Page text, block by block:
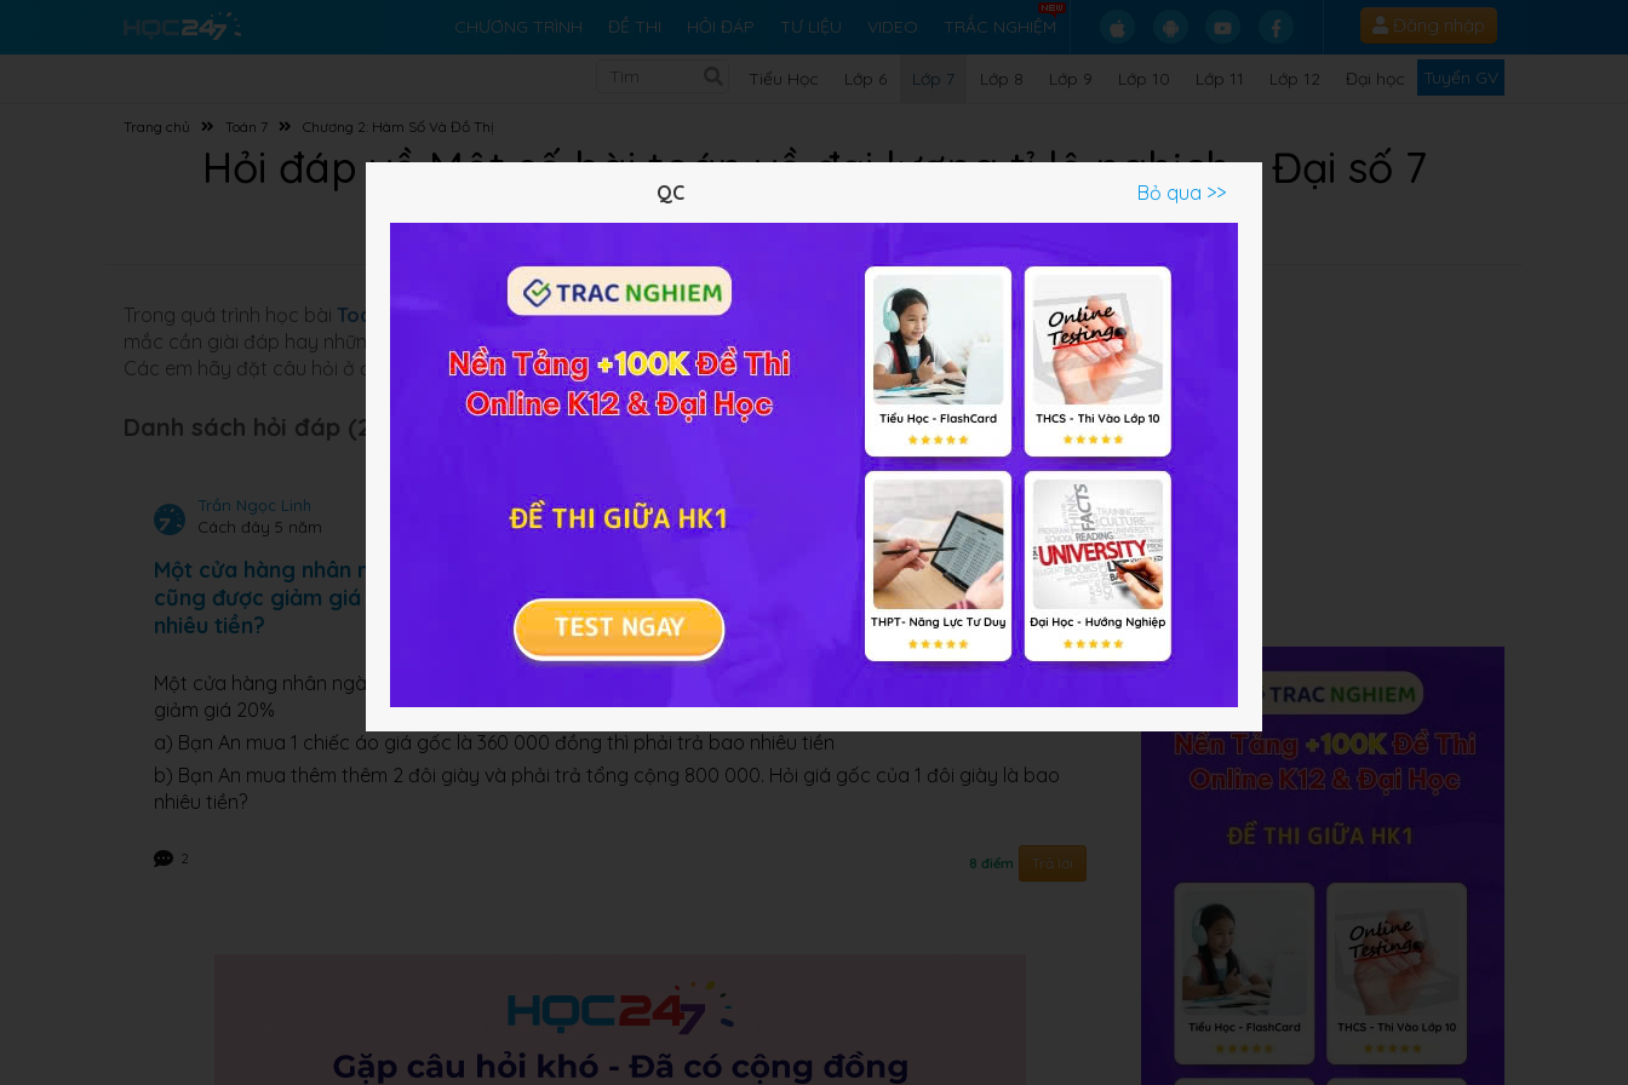
CHƯƠNG TRÌNH ĐỀ THI HỎI ĐÁP TƯ LIỆU VIDEO TRẮC NGHIỆM Đăng nhập
Tiểu Học Lớp 6 Lớp 7 Lớp 8 Lớp 9 Lớp 10 Lớp 11 Lớp 12 Đại học Tuyển GV
Trang chủ Toán 7 Chương 2: Hàm Số Và Đồ Thị
Hỏi đáp về Một số bài toán về đại lượng tỉ lệ nghịch - Đại số 7
Trong quá trình học bài Toán 7 Bài 4 Một số bài toán về đại lượng tỉ lệ nghịch
nếu các em gặp những thắc
mắc cần giài đáp hay những bài tập không biết phương pháp giải từ SGK, Sách tham khảo, Các trang mạng,...
Các em hãy đặt câu hỏi ở đây cộng đồng ToánHỌC247sẽ sớm giải đáp cho các em.
Danh sách hỏi đáp (220 câu):
Trần Ngọc Linh
Cách đây 5 năm
Một cửa hàng nhân ngày 20/10 thực hiện chương trình khuyến mãi: Bất kì sản phẩm nào
cũng được giảm giá 20%. Bạn An mua 1 chiếc áo giá gốc là 360 000 đồng thì phải trả bao
nhiêu tiền?
Một cửa hàng nhân ngày 20/10 thực hiện chương trình khuyến mãi: Bất kì sản phẩm nào cũng được
giảm giá 20%
a) Bạn An mua 1 chiếc áo giá gốc là 360 000 đồng thì phải trả bao nhiêu tiền
b) Bạn An mua thêm thêm 2 đôi giày và phải trả tổng cộng 800 000. Hỏi giá gốc của 1 đôi giày là bao
nhiêu tiền?
2 8 điểm Trả lời
QC Bỏ qua >>